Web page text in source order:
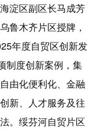
淀区副区长马成芳
鲁木齐片区授牌，
年度自贸区创新发
制度创新案例，集
由化便利化、金融
新、人才服务及往
。绥芬河自贸片区